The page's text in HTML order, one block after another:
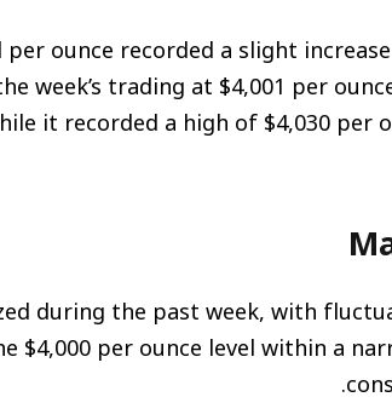
ounce recorded a slight
week’s trading at $4,001 per
it recorded a high of $4,030 per
during the past week, with
$4,000 per ounce level within a